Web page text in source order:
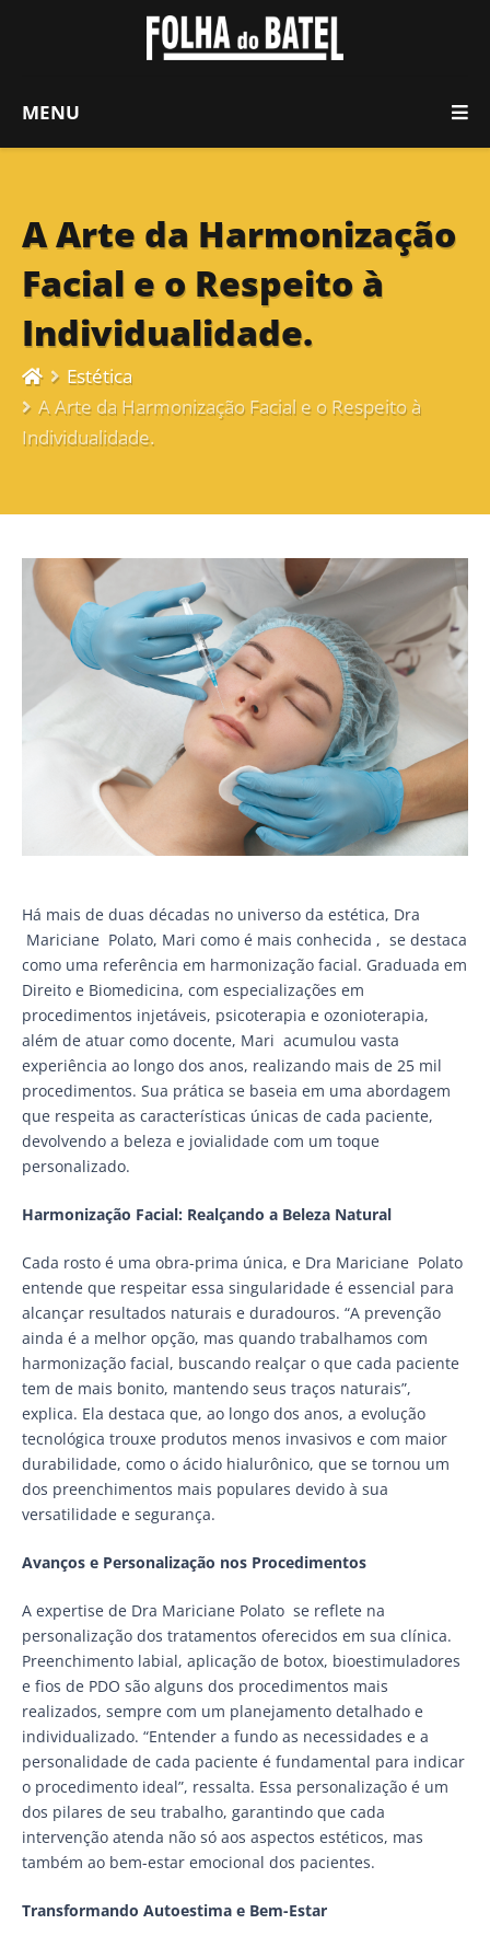
MENU
A Arte da Harmonização
Facial e o Respeito à
Individualidade.
Estética
A Arte da Harmonização Facial e o Respeito à
Individualidade.
Há mais de duas décadas no universo da estética, Dra
Mariciane Polato, Mari como é mais conhecida , se destaca
como uma referência em harmonização facial. Graduada em
Direito e Biomedicina, com especializações em
procedimentos injetáveis, psicoterapia e ozonioterapia,
além de atuar como docente, Mari acumulou vasta
experiência ao longo dos anos, realizando mais de 25 mil
procedimentos. Sua prática se baseia em uma abordagem
que respeita as características únicas de cada paciente,
devolvendo a beleza e jovialidade com um toque
personalizado.
Harmonização Facial: Realçando a Beleza Natural
Cada rosto é uma obra-prima única, e Dra Mariciane Polato
entende que respeitar essa singularidade é essencial para
alcançar resultados naturais e duradouros. “A prevenção
ainda é a melhor opção, mas quando trabalhamos com
harmonização facial, buscando realçar o que cada paciente
tem de mais bonito, mantendo seus traços naturais”,
explica. Ela destaca que, ao longo dos anos, a evolução
tecnológica trouxe produtos menos invasivos e com maior
durabilidade, como o ácido hialurônico, que se tornou um
dos preenchimentos mais populares devido à sua
versatilidade e segurança.
Avanços e Personalização nos Procedimentos
A expertise de Dra Mariciane Polato se reflete na
personalização dos tratamentos oferecidos em sua clínica.
Preenchimento labial, aplicação de botox, bioestimuladores
e fios de PDO são alguns dos procedimentos mais
realizados, sempre com um planejamento detalhado e
individualizado. “Entender a fundo as necessidades e a
personalidade de cada paciente é fundamental para indicar
o procedimento ideal”, ressalta. Essa personalização é um
dos pilares de seu trabalho, garantindo que cada
intervenção atenda não só aos aspectos estéticos, mas
também ao bem-estar emocional dos pacientes.
Transformando Autoestima e Bem-Estar